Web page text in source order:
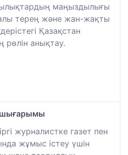
маңыздылығы
терең және жан-жақты
Қазақстан
рөлін анықтау.
шығарымы
журналистке газет пен
жұмыс істеу үшін